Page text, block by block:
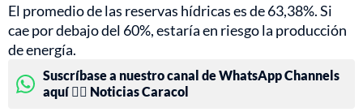
El promedio de las reservas hídricas es de 63,38%. Si
cae por debajo del 60%, estaría en riesgo la producción
de energía.
Suscríbase a nuestro canal de WhatsApp Channels
aquí 👉🏻 Noticias Caracol